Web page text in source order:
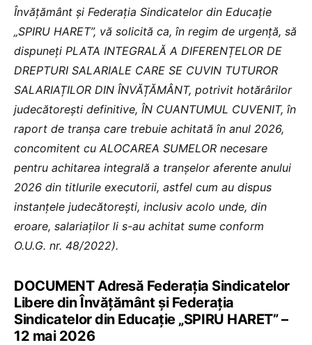
Învățământ și Federația Sindicatelor din Educație
„SPIRU HARET”, vă solicită ca, în regim de urgență, să
dispuneți PLATA INTEGRALĂ A DIFERENȚELOR DE
DREPTURI SALARIALE CARE SE CUVIN TUTUROR
SALARIAȚILOR DIN ÎNVĂȚĂMÂNT, potrivit hotărârilor
judecătorești definitive, ÎN CUANTUMUL CUVENIT, în
raport de tranșa care trebuie achitată în anul 2026,
concomitent cu ALOCAREA SUMELOR necesare
pentru achitarea integrală a tranșelor aferente anului
2026 din titlurile executorii, astfel cum au dispus
instanțele judecătorești, inclusiv acolo unde, din
eroare, salariaților li s-au achitat sume conform
O.U.G. nr. 48/2022).
DOCUMENT Adresă Federația Sindicatelor
Libere din Învățământ și Federația
Sindicatelor din Educație „SPIRU HARET” –
12 mai 2026